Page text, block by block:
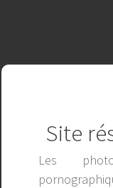
Site
Les